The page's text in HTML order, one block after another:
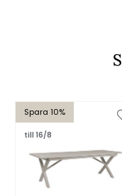
Spara 10%
till 16/8